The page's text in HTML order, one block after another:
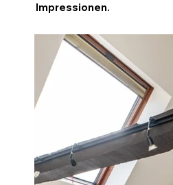
Impressionen.